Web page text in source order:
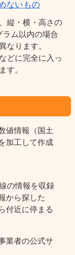
ないもの
縦・横・高さの
ラム以内の場合
なります。
どに完全に入っ
す。
値情報（国土
加工して作成
の情報を収録
から探した
付近に停まる
業者の公式サ